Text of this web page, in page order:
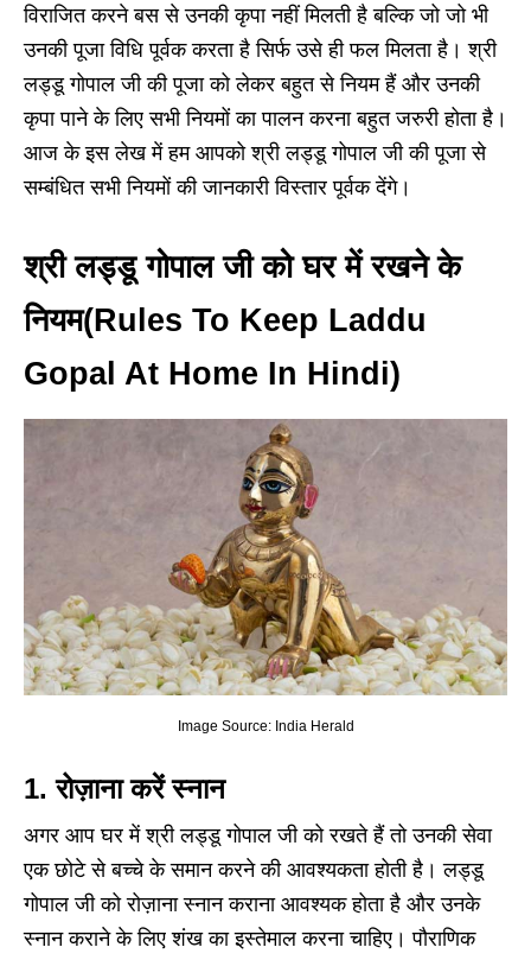
विराजित करने बस से उनकी कृपा नहीं मिलती है बल्कि जो जो भी
उनकी पूजा विधि पूर्वक करता है सिर्फ उसे ही फल मिलता है। श्री
लड्डू गोपाल जी की पूजा को लेकर बहुत से नियम हैं और उनकी
कृपा पाने के लिए सभी नियमों का पालन करना बहुत जरुरी होता है।
आज के इस लेख में हम आपको श्री लड्डू गोपाल जी की पूजा से
सम्बंधित सभी नियमों की जानकारी विस्तार पूर्वक देंगे।
श्री लड्डू गोपाल जी को घर में रखने के
नियम(Rules To Keep Laddu
Gopal At Home In Hindi)
Image Source: India Herald
1. रोज़ाना करें स्नान
अगर आप घर में श्री लड्डू गोपाल जी को रखते हैं तो उनकी सेवा
एक छोटे से बच्चे के समान करने की आवश्यकता होती है। लड्डू
गोपाल जी को रोज़ाना स्नान कराना आवश्यक होता है और उनके
स्नान कराने के लिए शंख का इस्तेमाल करना चाहिए। पौराणिक